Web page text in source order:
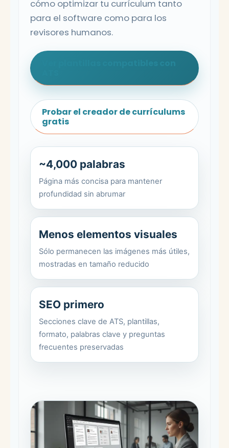
cómo optimizar tu currículum tanto
para el software como para los
revisores humanos.
Probar el creador de currículums
gratis
~4,000 palabras
Página más concisa para mantener
profundidad sin abrumar
Menos elementos visuales
Sólo permanecen las imágenes más útiles,
mostradas en tamaño reducido
SEO primero
Secciones clave de ATS, plantillas,
formato, palabras clave y preguntas
frecuentes preservadas